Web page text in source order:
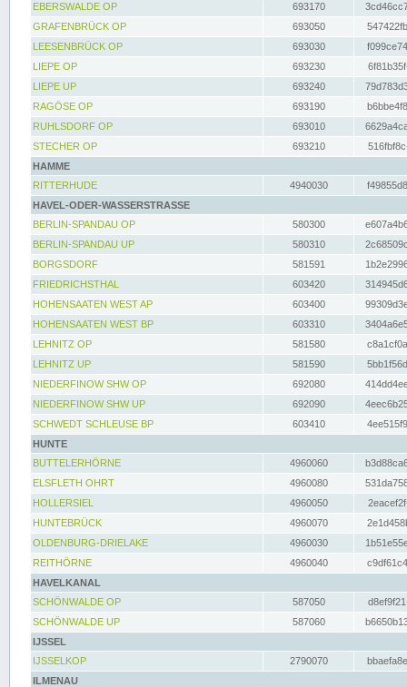
EBERSWALDE OP
693170
GRAFENBRÜCK OP
693050
LEESENBRÜCK OP
693030
LIEPE OP
693230
LIEPE UP
693240
RAGÖSE OP
693190
RUHLSDORF OP
693010
STECHER OP
693210
HAMME
RITTERHUDE
4940030
HAVEL-ODER-WASSERSTRASSE
BERLIN-SPANDAU OP
580300
BERLIN-SPANDAU UP
580310
BORGSDORF
581591
FRIEDRICHSTHAL
603420
HOHENSAATEN WEST AP
603400
HOHENSAATEN WEST BP
603310
LEHNITZ OP
581580
LEHNITZ UP
581590
NIEDERFINOW SHW OP
692080
NIEDERFINOW SHW UP
692090
SCHWEDT SCHLEUSE BP
603410
HUNTE
BUTTELERHÖRNE
4960060
ELSFLETH OHRT
4960080
HOLLERSIEL
4960050
HUNTEBRÜCK
4960070
OLDENBURG-DRIELAKE
4960030
REITHÖRNE
4960040
HAVELKANAL
SCHÖNWALDE OP
587050
SCHÖNWALDE UP
587060
IJSSEL
IJSSELKOP
2790070
ILMENAU